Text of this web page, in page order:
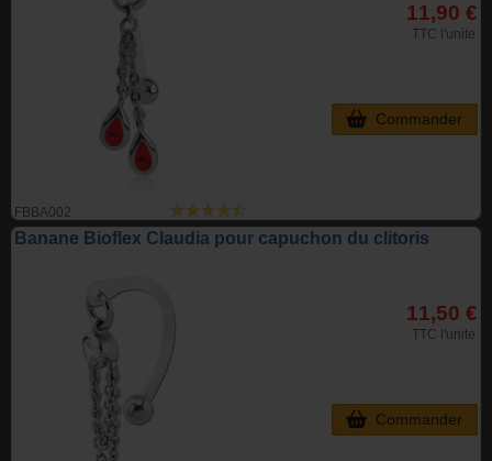
FBBA002
11,90 €
TTC l'unite
Commander
Banane Bioflex Claudia pour capuchon du clitoris
11,50 €
TTC l'unite
Commander